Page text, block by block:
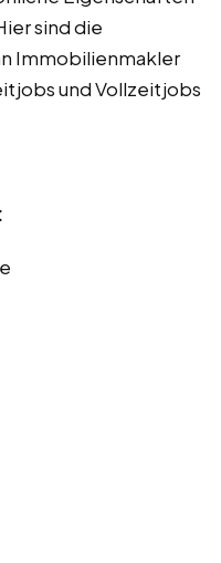
sind die
Immobilienmakler
und Vollzeitjobs